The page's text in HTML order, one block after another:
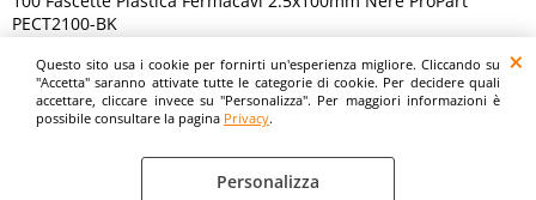
Questo sito usa i cookie per fornirti un'esperienza migliore. Cliccando su
"Accetta" saranno attivate tutte le categorie di cookie. Per decidere quali
accettare, cliccare invece su "Personalizza". Per maggiori informazioni è
possibile consultare la pagina Privacy.
Personalizza
PECT2100-BK
Digitalrama Srl - Via del Centenario, 141/143 - 84084 - Lancusi di Fisciano (SA)
- P.IVA 05130560658 - digitalramasrl@pec.it G4AI1U8